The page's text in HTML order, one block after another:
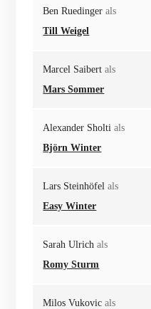
Ben Ruedinger als
Till Weigel
Marcel Saibert als
Mars Sommer
Alexander Sholti als
Björn Winter
Lars Steinhöfel als
Easy Winter
Sarah Ulrich als
Romy Sturm
Milos Vukovic als